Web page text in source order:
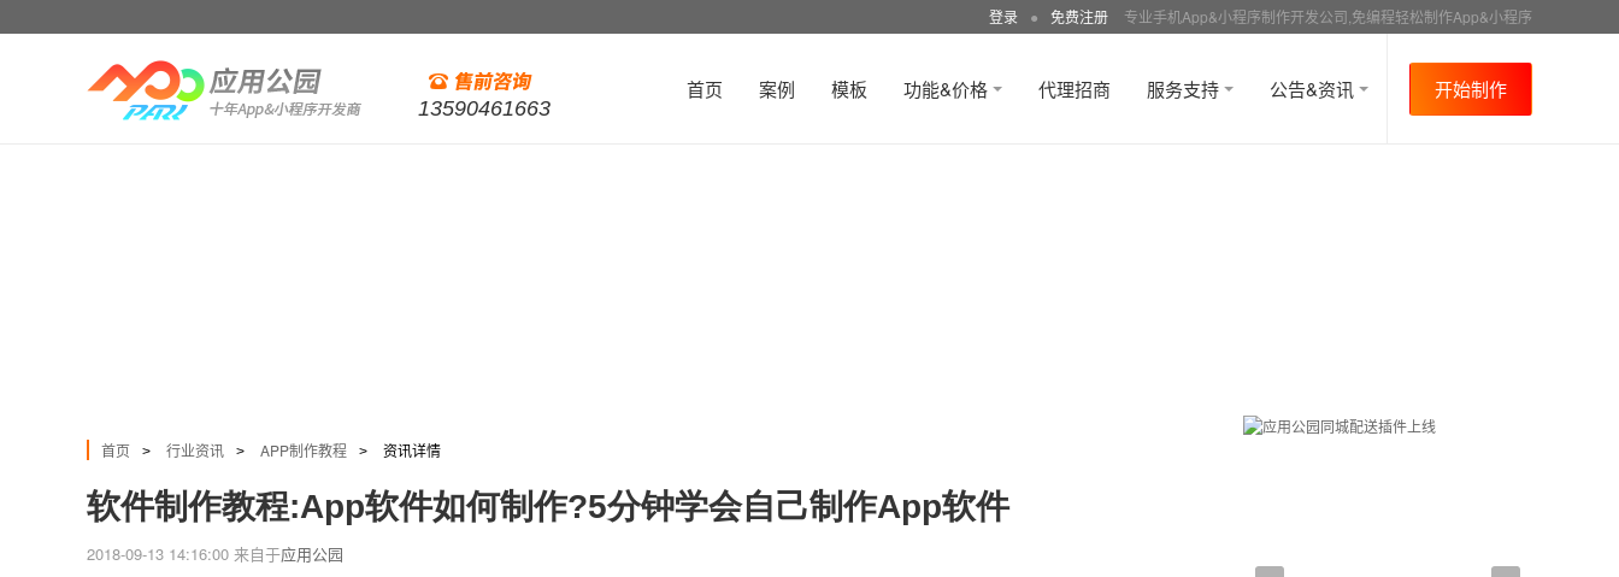
登录 ● 免费注册 专业手机App&小程序制作开发公司,免编程轻松制作App&小程序
13590461663
首页 案例 模板 功能&价格 代理招商 服务支持 公告&资讯 开始制作
首页 > 行业资讯 > APP制作教程 > 资讯详情
软件制作教程:App软件如何制作?5分钟学会自己制作App软件
2018-09-13 14:16:00 来自于应用公园